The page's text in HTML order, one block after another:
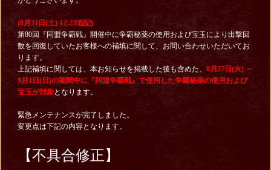
(8月31日(土) 12:23追記)
第80回『同盟争覇戦』開催中に争覇秘薬の使用および宝玉により出撃回
数を回復していたお客様への補填に関して、お問い合わせいただいてお
ります。
上記補填に関しては、本お知らせを掲載した後も含めた、 8月27日(火) ～
9月1日(日)の期間中に『同盟争覇戦』で使用した争覇秘薬の使用および
宝玉が対象となります。
緊急メンテナンスが完了しました。
変更点は下記の内容となります。
【不具合修正】